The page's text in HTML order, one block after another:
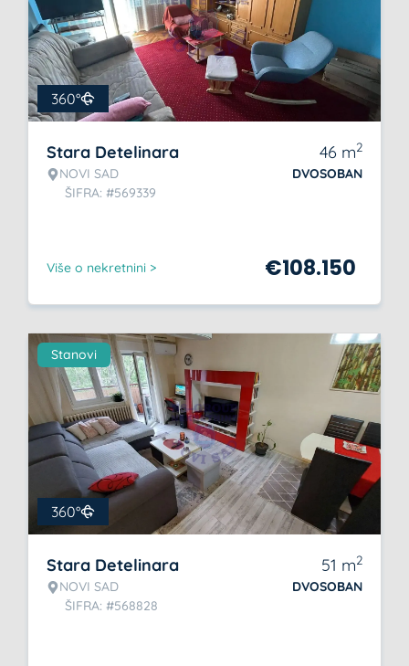
360°
Stara Detelinara
NOVI SAD
ŠIFRA: #569339
46 m2
DVOSOBAN
Više o nekretnini > €108.150
Stanovi
360°
Stara Detelinara
NOVI SAD
ŠIFRA: #568828
51 m2
DVOSOBAN